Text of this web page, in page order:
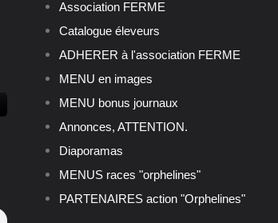
Association FERME
Catalogue éleveurs
ADHERER à l'association FERME
MENU en images
MENU bonus journaux
Annonces, ATTENTION.
Diaporamas
MENUS races "orphelines"
PARTENAIRES action "Orphelines"